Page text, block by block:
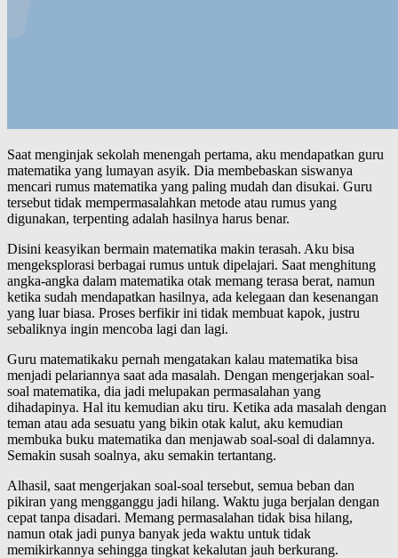
Saat menginjak sekolah menengah pertama, aku mendapatkan guru
matematika yang lumayan asyik. Dia membebaskan siswanya
mencari rumus matematika yang paling mudah dan disukai. Guru
tersebut tidak mempermasalahkan metode atau rumus yang
digunakan, terpenting adalah hasilnya harus benar.
Disini keasyikan bermain matematika makin terasah. Aku bisa
mengeksplorasi berbagai rumus untuk dipelajari. Saat menghitung
angka-angka dalam matematika otak memang terasa berat, namun
ketika sudah mendapatkan hasilnya, ada kelegaan dan kesenangan
yang luar biasa. Proses berfikir ini tidak membuat kapok, justru
sebaliknya ingin mencoba lagi dan lagi.
Guru matematikaku pernah mengatakan kalau matematika bisa
menjadi pelariannya saat ada masalah. Dengan mengerjakan soal-
soal matematika, dia jadi melupakan permasalahan yang
dihadapinya. Hal itu kemudian aku tiru. Ketika ada masalah dengan
teman atau ada sesuatu yang bikin otak kalut, aku kemudian
membuka buku matematika dan menjawab soal-soal di dalamnya.
Semakin susah soalnya, aku semakin tertantang.
Alhasil, saat mengerjakan soal-soal tersebut, semua beban dan
pikiran yang mengganggu jadi hilang. Waktu juga berjalan dengan
cepat tanpa disadari. Memang permasalahan tidak bisa hilang,
namun otak jadi punya banyak jeda waktu untuk tidak
memikirkannya sehingga tingkat kekalutan jauh berkurang.